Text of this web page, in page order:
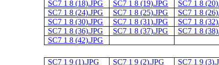
SC7 1 8 (18).JPG
SC7 1 8 (19).JPG
SC7 1 8
SC7 1 8 (24).JPG
SC7 1 8 (25).JPG
SC7 1 8
SC7 1 8 (30).JPG
SC7 1 8 (31).JPG
SC7 1 8
SC7 1 8 (36).JPG
SC7 1 8 (37).JPG
SC7 1 8
SC7 1 8 (42).JPG
SC7 1 9 (1).JPG SC7 1 9 (2).JPG
SC7 1 9